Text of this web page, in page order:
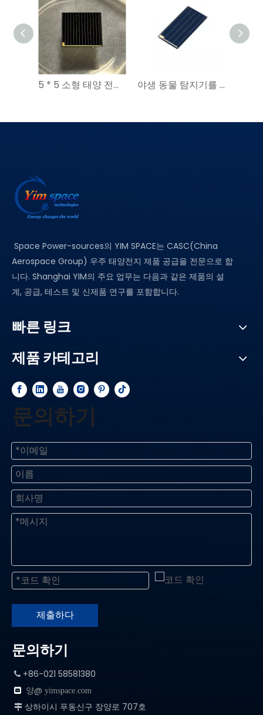
5 * 5 소형 태양 전지 칩 | YIM 고효율 마이크로 태양 전지 | 야생 동물을 위한 GPS 태양 추적기 야생 동물 탐지기를 위한 5.0*10.0mm 30% 효율적인 소형 태양전지 AI가 탑재된 스마트 태양광 GPS 추적기|YIM 마이크로 시리즈 GaAs 태양전지 가격 견적
Space Power-sources의 YIM SPACE는 CASC(China
Aerospace Group) 우주 태양전지 제품 공급을 전문으로 합
니다. Shanghai YIM의 주요 업무는 다음과 같은 제품의 설
계, 공급, 테스트 및 신제품 연구를 포함합니다.
빠른 링크
제품 카테고리
문의하기
제출하다
문의하기
 +86-021 58581380
 양@ yimspace.com
 상하이시 푸동신구 장양로 707호